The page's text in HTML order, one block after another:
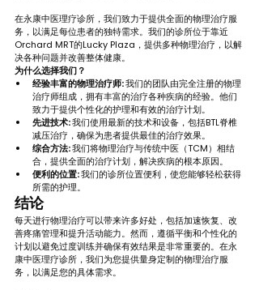
在永康中医理疗诊所，我们致力于提供全面的物理治疗服
务，以满足每位患者的独特需求。我们的诊所位于靠近
Orchard MRT的Lucky Plaza，提供多种物理治疗，以解
决各种问题并改善整体健康。
为什么选择我们？
经验丰富的物理治疗师: 我们的团队由完全注册的物理
治疗师组成，拥有丰富的治疗各种疾病的经验。他们
致力于提供个性化的护理和有效的治疗计划。
先进技术: 我们使用最新的技术和设备，包括BTL脊椎
减压治疗，确保为患者提供最佳的治疗效果。
综合方法: 我们将物理治疗与传统中医（TCM）相结
合，提供全面的治疗计划，解决疾病的根本原因。
便利的位置: 我们的诊所位置便利，使您能够轻松获得
所需的护理。
结论
每天进行物理治疗可以带来许多好处，包括加速恢复、改
善疼痛管理和提升活动能力。然而，遵循平衡和个性化的
计划以避免过度训练并确保有效结果是非常重要的。在永
康中医理疗诊所，我们为您提供量身定制的物理治疗服
务，以满足您的具体需求。